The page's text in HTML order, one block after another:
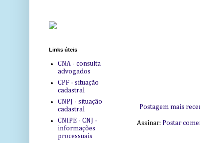
Postagem mais
Assinar: Postar
Links úteis
CNA - consulta
advogados
CPF - situação
cadastral
CNPJ - situação
cadastral
CNIPE - CNJ -
informações
processuais